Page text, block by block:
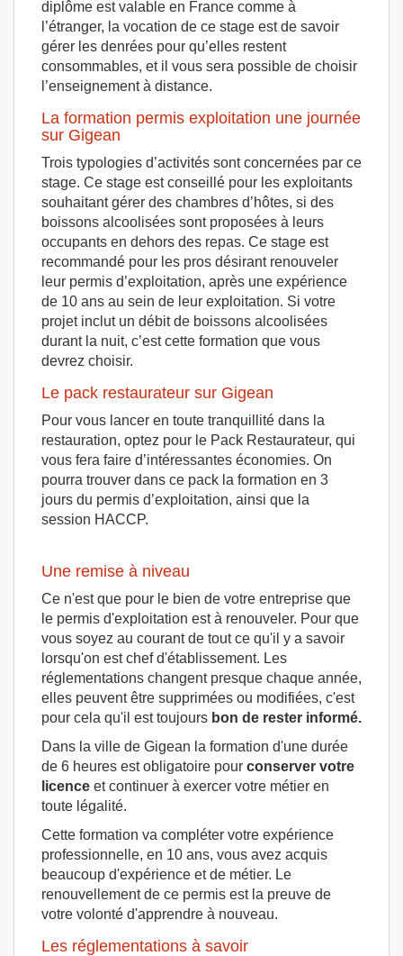
diplôme est valable en France comme à
l’étranger, la vocation de ce stage est de savoir
gérer les denrées pour qu’elles restent
consommables, et il vous sera possible de choisir
l’enseignement à distance.
La formation permis exploitation une journée
sur Gigean
Trois typologies d’activités sont concernées par ce
stage. Ce stage est conseillé pour les exploitants
souhaitant gérer des chambres d’hôtes, si des
boissons alcoolisées sont proposées à leurs
occupants en dehors des repas. Ce stage est
recommandé pour les pros désirant renouveler
leur permis d’exploitation, après une expérience
de 10 ans au sein de leur exploitation. Si votre
projet inclut un débit de boissons alcoolisées
durant la nuit, c’est cette formation que vous
devrez choisir.
Le pack restaurateur sur Gigean
Pour vous lancer en toute tranquillité dans la
restauration, optez pour le Pack Restaurateur, qui
vous fera faire d’intéressantes économies. On
pourra trouver dans ce pack la formation en 3
jours du permis d’exploitation, ainsi que la
session HACCP.
Une remise à niveau
Ce n'est que pour le bien de votre entreprise que
le permis d'exploitation est à renouveler. Pour que
vous soyez au courant de tout ce qu'il y a savoir
lorsqu'on est chef d'établissement. Les
réglementations changent presque chaque année,
elles peuvent être supprimées ou modifiées, c'est
pour cela qu'il est toujours bon de rester informé.
Dans la ville de Gigean la formation d'une durée
de 6 heures est obligatoire pour conserver votre
licence et continuer à exercer votre métier en
toute légalité.
Cette formation va compléter votre expérience
professionnelle, en 10 ans, vous avez acquis
beaucoup d'expérience et de métier. Le
renouvellement de ce permis est la preuve de
votre volonté d'apprendre à nouveau.
Les réglementations à savoir